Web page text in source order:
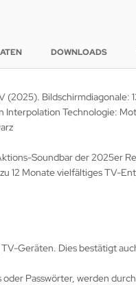
DOWNLOADS
(2025).
Technologie:
Soundbar der 2025er
12 Monate vielfältiges TV-
Geräten. Dies bestätigt
Passwörter, werden